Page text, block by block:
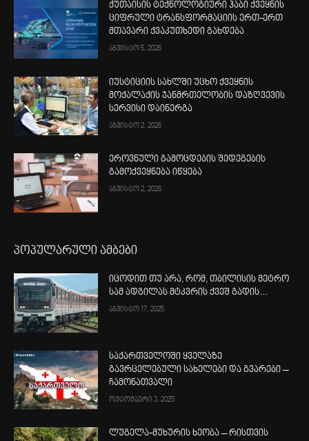
ქუთაისის ტექნოლოგიური ჰაბი ქვეყნის
ციფრული ტრანსფორმაციის ერთ-ერთ
მთავარი ქვაკუთხედი გახდება
აგვისტო 5, 2026
იუსტიციის სახლში უცხო ქვეყნის
მოქალაქის ჯანმრთელობის დაზღვევის
სერვისი დაინერგა
აგვისტო 2, 2026
ეროვნული გამოცდების შედეგების
გამოქვეყნება იწყება
აგვისტო 2, 2026
პოპულარული ამბები
იცოდით თუ არა, რომ, თბილისის მეტრო
სამ ადგილას მტკვრის ქვეშ გადის…
აგვისტო 17, 2025
საქართველოში ყველაზე
გავრცელებული სახელები და გვარები –
ჩამონათვალი
ოქტომბერი 3, 2025
ლუგელა-მუხურის ხეობა – რისთვის